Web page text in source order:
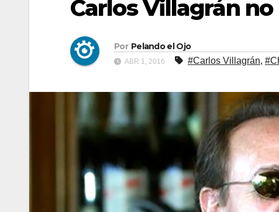
Carlos Villagrán
Por Pelando el Ojo
ABR 1, 2016 #Carlos Villagrán,